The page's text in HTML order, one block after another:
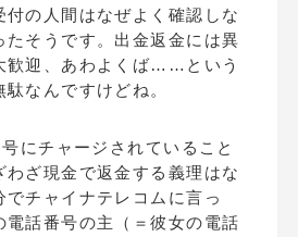
の人間はなぜよく確認しな
そうです。出金返金には異
歓迎、あわよくば……という
なんですけどね。
にチャージされていること
ざ現金で返金する義理はな
チャイナテレコムに言っ
話番号の主（＝彼女の電話